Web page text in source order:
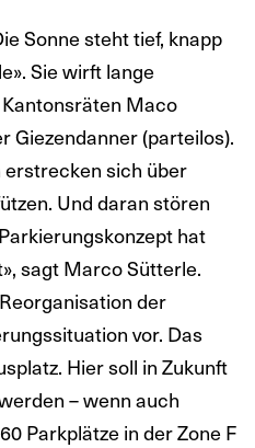
Sonne steht tief, knapp
Sie wirft lange
Maco
Giezendanner (parteilos).
sich über
Und daran stören
hat
sagt Marco Sütterle.
der
vor. Das
Hier soll in Zukunft
– wenn auch
Parkplätze in der Zone F